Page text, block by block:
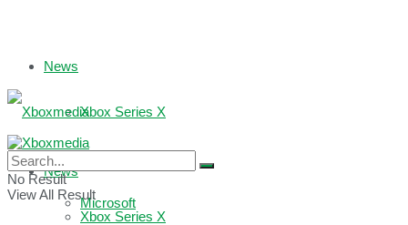
News
Xbox Series X
Microsoft
News
Xbox Series X
No Result
View All Result